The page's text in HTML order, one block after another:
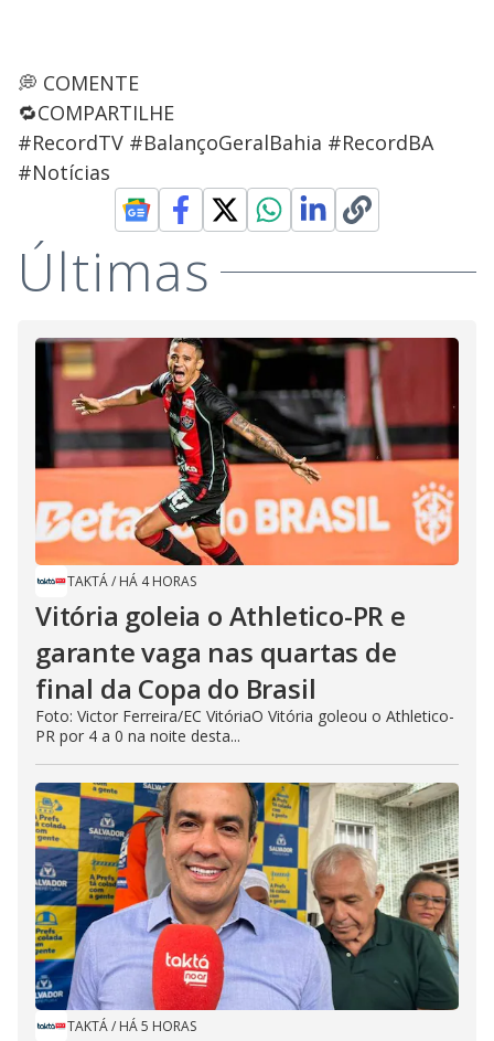
💭 COMENTE
🔁COMPARTILHE
#RecordTV #BalançoGeralBahia #RecordBA
#Notícias
Últimas
TAKTÁ/ HÁ 4 HORAS
Vitória goleia o Athletico-PR e
garante vaga nas quartas de
final da Copa do Brasil
Foto: Victor Ferreira/EC VitóriaO Vitória goleou o Athletico-
PR por 4 a 0 na noite desta...
TAKTÁ/ HÁ 5 HORAS